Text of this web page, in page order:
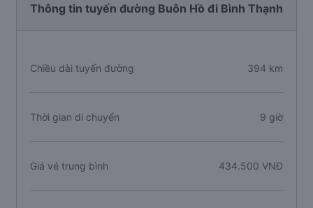
Thông tin tuyến đường Buôn Hồ đi Bình Thạnh
Chiều dài tuyến đường 394 km
Thời gian di chuyển 9 giờ
Giá vé trung bình 434.500 VNĐ